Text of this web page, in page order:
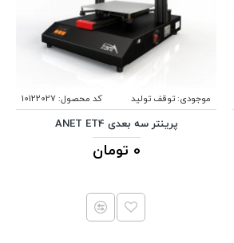
موجودی:توقف تولید کد محصول:10122027
پرینتر سه بعدی ANET ET4
0 تومان